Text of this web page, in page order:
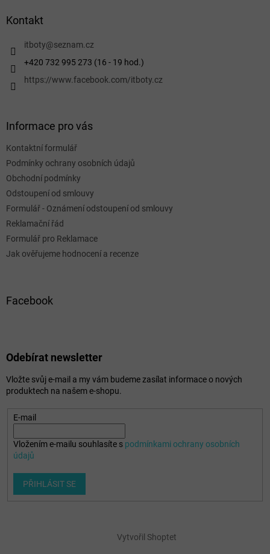
Kontakt
itboty@seznam.cz
+420 732 995 273 (16 - 19 hod.)
https://www.facebook.com/itboty.cz
Informace pro vás
Kontaktní formulář
Podmínky ochrany osobních údajů
Obchodní podmínky
Odstoupení od smlouvy
Formulář - Oznámení odstoupení od smlouvy
Reklamační řád
Formulář pro Reklamace
Jak ověřujeme hodnocení a recenze
Facebook
Odebírat newsletter
Vložte svůj e-mail a my vám budeme zasílat informace o nových
produktech na našem e-shopu.
E-mail
Vložením e-mailu souhlasíte s podmínkami ochrany osobních
údajů
PŘIHLÁSIT SE
Vytvořil Shoptet